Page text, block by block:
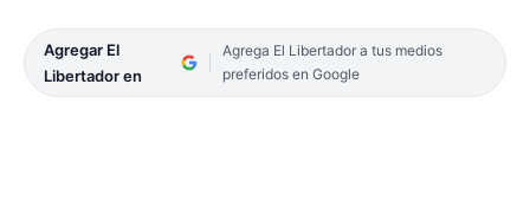
Agregar El
Libertador en
Agrega El Libertador a tus medios
preferidos en Google